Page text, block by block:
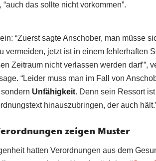
das sollte nicht vorkommen”.
“Zuerst sagte Anschober, man müsse
vermeiden, jetzt ist in einem fehlerhaften
Zeitraum nicht verlassen werden darf'”,
“Leider muss man im Fall von
Unfähigkeit. Denn sein Ressort
hinauszubringen, der auch
zeigen Muster
hatten Verordnungen aus dem